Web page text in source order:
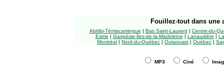
Fouillez-tout dans une
Abitibi-Témiscamingue | Bas Saint-Laurent| Centre-du-
Estrie | Gaspésie-Îles-de-la-Madeleine | Lanaudière |
Montréal | Nord-du-Québec | Outaouais | Québec |
MP3 Ciné